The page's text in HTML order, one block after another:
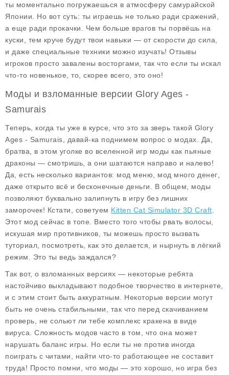
ты моментально погружаешься в атмосферу самурайской
Японии. Но вот суть: ты играешь не только ради сражений,
а еще ради прокачки. Чем больше врагов ты порвёшь на
куски, тем круче будут твои навыки — от скорости до сила,
и даже специальные техники можно изучать! Отзывы
игроков просто завалены восторгами, так что если ты искал
что-то новенькое, то, скорее всего, это оно!
Моды и взломанные версии Glory Ages -
Samurais
Теперь, когда ты уже в курсе, что это за зверь такой Glory
Ages - Samurais, давай-ка поднимем вопрос о модах. Да,
братва, в этом уголке во вселенной игр моды как пьяные
драконы — смотришь, а они шатаются направо и налево!
Да, есть несколько вариантов: мод меню мод много денег
даже открыто всё и бесконечные деньги . В общем, моды
позволяют буквально залипнуть в игру без лишних
заморочек! Кстати, советуем Kitten Cat Simulator 3D Craft
Этот мод сейчас в топе. Вместо того чтобы рвать волосы,
искушая мир противников, ты можешь просто вызвать
туториал, посмотреть, как это делается, и нырнуть в лёгкий
режим. Это ты ведь заждался?
Так вот, о взломанных версиях — некоторые ребята
настойчиво выкладывают подобное творчество в интернете,
и с этим стоит быть аккуратным. Некоторые версии могут
быть не очень стабильными, так что перед скачиванием
проверь, не сольют ли тебе комплекс кракена в виде
вируса. Сложность модов часто в том, что она может
нарушать баланс игры. Но если ты не против иногда
поиграть с читами, найти что-то работающее не составит
труда! Просто помни, что моды — это хорошо, но игра без